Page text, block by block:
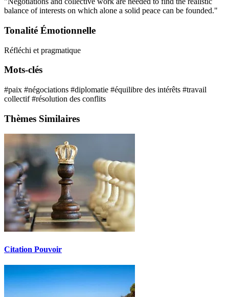
balance of interests on which alone a solid peace can be founded."
Tonalité Émotionnelle
Réfléchi et pragmatique
Mots-clés
#paix #négociations #diplomatie #équilibre des intérêts #travail
collectif#résolution des conflits
Thèmes Similaires
Citation Pouvoir